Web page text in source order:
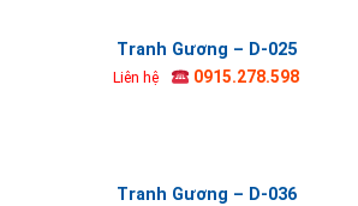
Tranh Gương – D-025
Liên hệ 0915.278.598
Tranh Gương – D-036